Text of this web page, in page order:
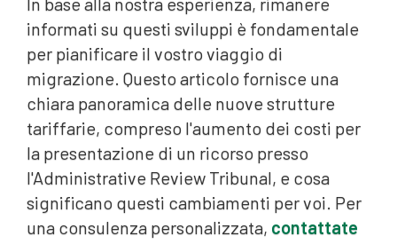
informati su questi sviluppi è fondamentale
per pianificare il vostro viaggio di
migrazione. Questo articolo fornisce una
chiara panoramica delle nuove strutture
tariffarie, compreso l'aumento dei costi per
la presentazione di un ricorso presso
l'Administrative Review Tribunal, e cosa
significano questi cambiamenti per voi. Per
una consulenza personalizzata, contattate